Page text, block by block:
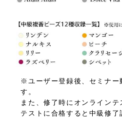
※ユーザー登録後、セミナー
す。
また、修了時にオンラインテ
テストに合格すると中級修了